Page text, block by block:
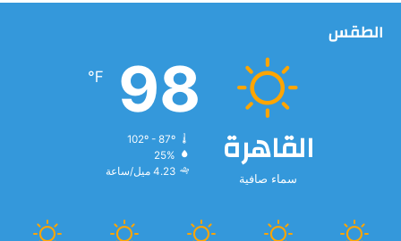
الطقس
القاهرة
سماء صافية
98
℉
102º - 87º
25%
4.23 ميل/ساعة